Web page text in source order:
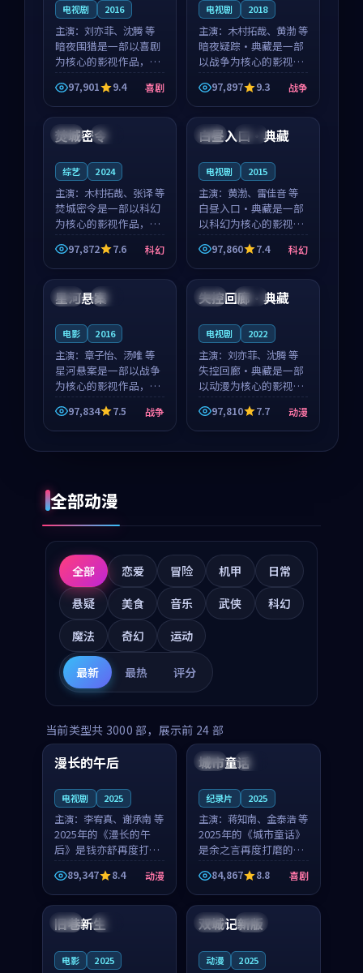
电视剧 2016
主演： 刘亦菲、沈腾 等
暗夜围猎是一部以喜剧
为核心的影视作品，围
绕危机、反转与人物成
长展开，整体节奏紧
凑，值得推荐观看。
97,901 9.4 喜剧
电视剧 2018
主演： 木村拓哉、黄渤 等
暗夜疑踪·典藏是一部
以战争为核心的影视作
品，围绕危机、反转与
人物成长展开，整体节
奏紧凑，值得推荐观
看。
97,897 9.3 战争
泰国 杜比
焚城密令
综艺 2024
主演： 木村拓哉、张译 等
焚城密令是一部以科幻
为核心的影视作品，围
绕危机、反转与人物成
长展开，整体节奏紧
凑，值得推荐观看。
97,872 7.6 科幻
中国 热播
白昼入口·典藏
电视剧 2015
主演： 黄渤、雷佳音 等
白昼入口·典藏是一部
以科幻为核心的影视作
品，围绕危机、反转与
人物成长展开，整体节
奏紧凑，值得推荐观
97,860 7.4 科幻
韩国 完结
星河悬案
电影 2016
主演： 章子怡、汤唯 等
星河悬案是一部以战争
为核心的影视作品，围
绕危机、反转与人物成
长展开，整体节奏紧
凑，值得推荐观看。
97,834 7.5 战争
中国 完结
失控回廊·典藏
电视剧 2022
主演： 刘亦菲、沈腾 等
失控回廊·典藏是一部
以动漫为核心的影视作
品，围绕危机、反转与
人物成长展开，整体节
奏紧凑，值得推荐观
97,810 7.7 动漫
全部动漫
全部 恋爱 冒险 机甲
日常
悬疑
美食 音乐 武侠
科幻
魔法
奇幻 运动
最新 最热 评分
当前类型共 3000 部，展示前 24 部
中国 高分
99:16
漫长的午后
电视剧 2025
主演： 李宥真、谢承南 等
2025年的《漫长的午
后》是钱亦舒再度打磨
的动漫佳作。中国大陆
的取景与海岛日常的氛
围相互成就，李宥真与
谢承南的对手戏自然克
制，让整部影片在悬念
89,347 8.4 动漫
美国 院线
城市童话
纪录片 2025
主演： 蒋知南、金泰浩 等
2025年的《城市童话》
是余之言再度打磨的喜
剧佳作。美国的取景与
历史战争的氛围相互成
就，蒋知南与金泰浩的
对手戏自然克制，让整
部影片在悬念与温度
84,867 8.8 喜剧
英国 完结
旧巷新生
电影 2025
中国 独播
双城记新版
动漫 2025